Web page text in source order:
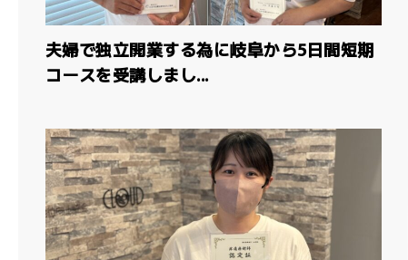
夫婦で独立開業する為に岐阜から5日間短期
コースを受講しまし...